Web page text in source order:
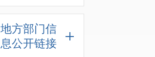
地方部门信
息公开链接